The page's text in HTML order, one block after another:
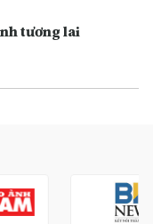
tương lai